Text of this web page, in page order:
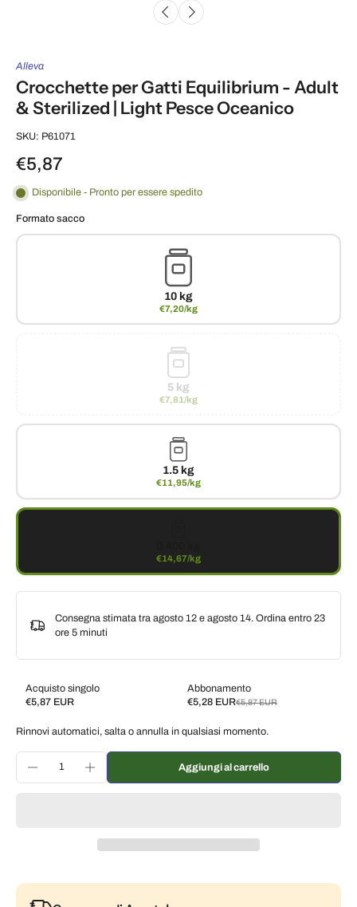
Alleva
Crocchette per Gatti Equilibrium - Adult
& Sterilized | Light Pesce Oceanico
SKU: P61071
€5,87
Disponibile - Pronto per essere spedito
Formato sacco
10 kg
€7,20/kg
5 kg
€7,81/kg
1.5 kg
€11,95/kg
€14,67/kg
Consegna stimata tra agosto 12 e agosto 14. Ordina entro 23
ore 5 minuti
Acquisto singolo
€5,87 EUR
Abbonamento
€5,28 EUR€5,87 EUR
Subscribe and save
Consegna ogni 3 settimane, 7% di sconto
Consegna ogni mese, 5% di sconto
€5,58 EUR
Rinnovi automatici, salta o annulla in qualsiasi momento.
Aggiungi al carrello